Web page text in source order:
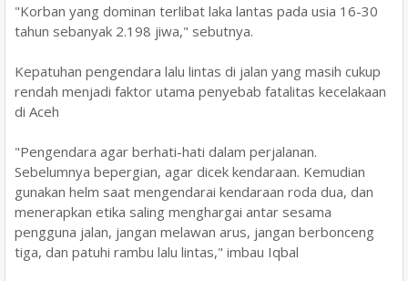
"Korban yang dominan terlibat laka lantas pada usia 16-30
tahun sebanyak 2.198 jiwa," sebutnya.
Kepatuhan pengendara lalu lintas di jalan yang masih cukup
rendah menjadi faktor utama penyebab fatalitas kecelakaan
di Aceh
"Pengendara agar berhati-hati dalam perjalanan.
Sebelumnya bepergian, agar dicek kendaraan. Kemudian
gunakan helm saat mengendarai kendaraan roda dua, dan
menerapkan etika saling menghargai antar sesama
pengguna jalan, jangan melawan arus, jangan berbonceng
tiga, dan patuhi rambu lalu lintas," imbau Iqbal